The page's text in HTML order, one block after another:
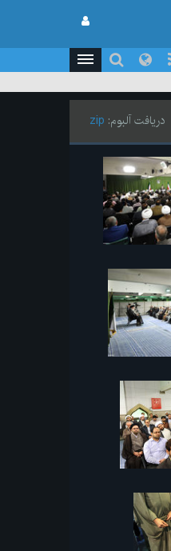
دریافت آلبوم: zip